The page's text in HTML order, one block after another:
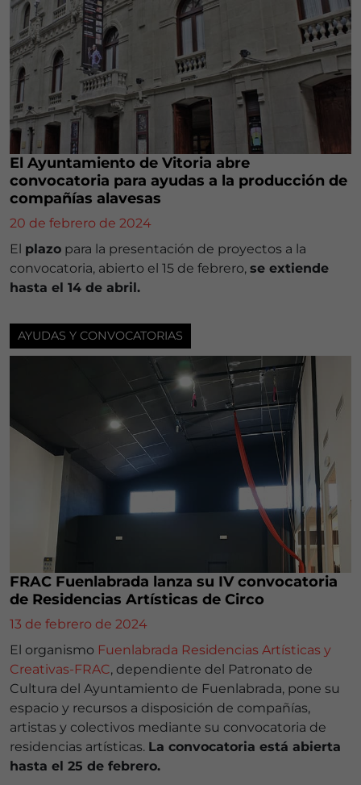
El Ayuntamiento de Vitoria abre
convocatoria para ayudas a la producción de
compañías alavesas
20 de febrero de 2024
El plazo para la presentación de proyectos a la
convocatoria, abierto el 15 de febrero, se extiende
hasta el 14 de abril.
AYUDAS Y CONVOCATORIAS
FRAC Fuenlabrada lanza su IV convocatoria
de Residencias Artísticas de Circo
13 de febrero de 2024
El organismo Fuenlabrada Residencias Artísticas y
Creativas-FRAC, dependiente del Patronato de
Cultura del Ayuntamiento de Fuenlabrada, pone su
espacio y recursos a disposición de compañías,
artistas y colectivos mediante su convocatoria de
residencias artísticas. La convocatoria está abierta
hasta el 25 de febrero.